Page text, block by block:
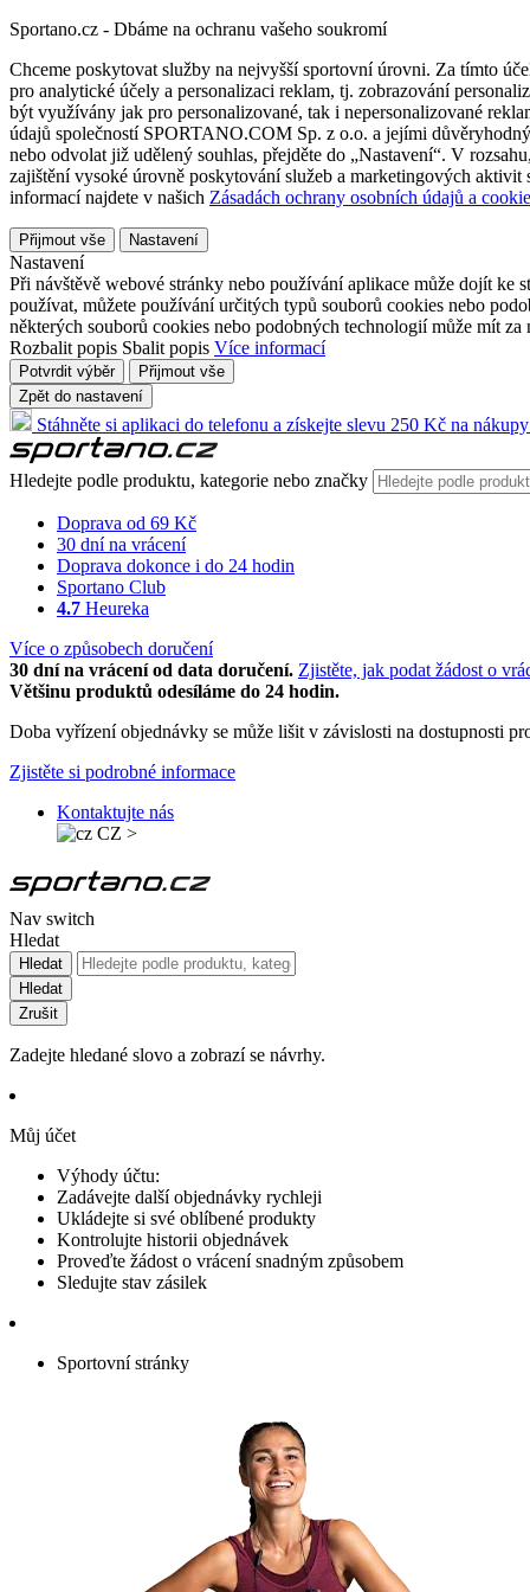
Sportano.cz - Dbáme na ochranu vašeho soukromí
Chceme poskytovat služby na nejvyšší sportovní úrovni. Za tímto
pro analytické účely a personalizaci reklam, tj. zobrazování
být využívány jak pro personalizované, tak i nepersonalizované
údajů společností SPORTANO.COM Sp. z o.o. a jejími
nebo odvolat již udělený souhlas, přejděte do „Nastavení“. V
zajištění vysoké úrovně poskytování služeb a marketingových
informací najdete v našich Zásadách ochrany osobních údajů a
Přijmout vše Nastavení
Nastavení
Při návštěvě webové stránky nebo používání aplikace může dojít ke
používat, můžete používání určitých typů souborů cookies nebo
některých souborů cookies nebo podobných technologií může mít
Rozbalit popis Sbalit popis Více informací
Potvrdit výběr
Přijmout vše
Zpět do nastavení
Stáhněte si aplikaci do telefonu a získejte slevu 250 Kč na
Hledejte podle produktu, kategorie nebo značky
Doprava od 69 Kč
30 dní na vrácení
Doprava dokonce i do 24 hodin
Sportano Club
4.7 Heureka
Více o způsobech doručení
30 dní na vrácení od data doručení. Zjistěte, jak podat žádost o
Většinu produktů odesíláme do 24 hodin.
Doba vyřízení objednávky se může lišit v závislosti na dostupnosti
Zjistěte si podrobné informace
Kontaktujte nás
CZ >
Nav switch
Hledat
Hledat
Hledat
Zrušit
Zadejte hledané slovo a zobrazí se návrhy.
Můj účet
Výhody účtu:
Zadávejte další objednávky rychleji
Ukládejte si své oblíbené produkty
Kontrolujte historii objednávek
Proveďte žádost o vrácení snadným způsobem
Sledujte stav zásilek
Sportovní stránky